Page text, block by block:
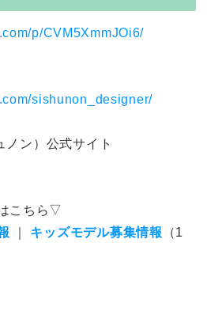
p/CVM5XmmJOi6/
sishunon_designer/
ン）公式サイト
こちら▽
キッズモデル募集情報 （1